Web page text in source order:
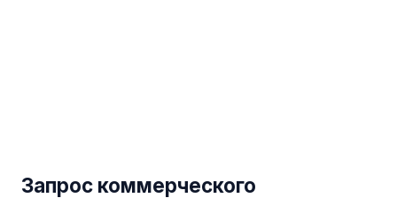
Запрос коммерческого